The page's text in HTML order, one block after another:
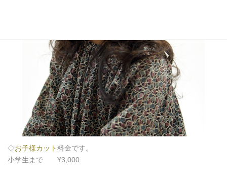
◇お子様カット料金です。
小学生まで ¥3,000